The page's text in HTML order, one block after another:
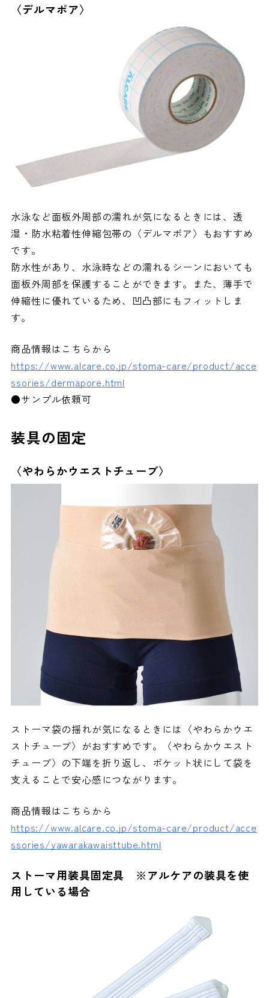
〈デルマポア〉
水泳など面板外周部の濡れが気になるときには、透
湿・防水粘着性伸縮包帯の〈デルマポア〉もおすすめ
です。
防水性があり、水泳時などの濡れるシーンにおいても
面板外周部を保護することができます。また、薄手で
伸縮性に優れているため、凹凸部にもフィットしま
す。
商品情報はこちらから
https://www.alcare.co.jp/stoma-care/product/acce
ssories/dermapore.html
●サンプル依頼可
装具の固定
〈やわらかウエストチューブ〉
ストーマ袋の揺れが気になるときには〈やわらかウエ
ストチューブ〉がおすすめです。〈やわらかウエスト
チューブ〉の下端を折り返し、ポケット状にして袋を
支えることで安心感につながります。
商品情報はこちらから
https://www.alcare.co.jp/stoma-care/product/acce
ssories/yawarakawaisttube.html
ストーマ用装具固定具 ※アルケアの装具を使
用している場合